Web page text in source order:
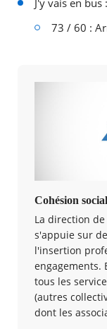
J'y vais en bus :
73 / 60 :
Cohésion
La direction
s'appuie sur
l'insertion
engagement​s​.
tous les
(autres
dont les